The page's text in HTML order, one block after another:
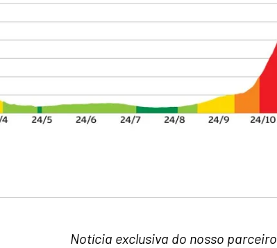
Notícia exclusiva do nosso parceiro